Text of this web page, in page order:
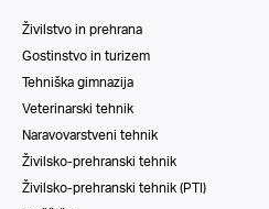
Živilstvo in prehrana
Gostinstvo in turizem
Tehniška gimnazija
Veterinarski tehnik
Naravovarstveni tehnik
Živilsko-prehranski tehnik
Živilsko-prehranski tehnik (PTI)